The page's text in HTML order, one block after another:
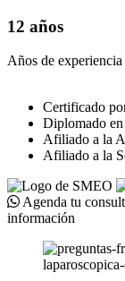
12 años
Años de experiencia
Certificado
Diplomado
Afiliado a la
Afiliado a la
Agenda tu
información